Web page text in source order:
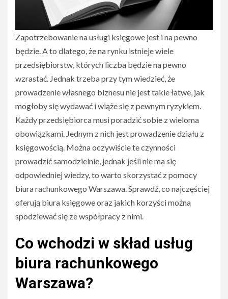
Zapotrzebowanie na usługi księgowe jest i na pewno
będzie. A to dlatego, że na rynku istnieje wiele
przedsiębiorstw, których liczba będzie na pewno
wzrastać. Jednak trzeba przy tym wiedzieć, że
prowadzenie własnego biznesu nie jest takie łatwe, jak
mogłoby się wydawać i wiąże się z pewnym ryzykiem.
Każdy przedsiębiorca musi poradzić sobie z wieloma
obowiązkami. Jednym z nich jest prowadzenie działu z
księgowością. Można oczywiście te czynności
prowadzić samodzielnie, jednak jeśli nie ma się
odpowiedniej wiedzy, to warto skorzystać z pomocy
biura rachunkowego Warszawa. Sprawdź, co najczęściej
oferują biura księgowe oraz jakich korzyści można
spodziewać się ze współpracy z nimi.
Co wchodzi w skład usług
biura rachunkowego
Warszawa?